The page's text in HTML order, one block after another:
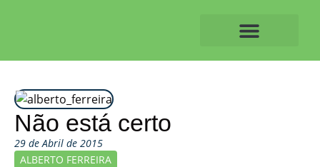
Não está certo
29 de Abril de 2015
ALBERTO FERREIRA